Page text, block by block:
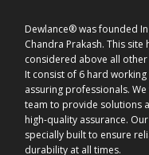
Dewlance® was founded
Chandra Prakash. This site
considered above all other
It consist of 6 hard
assuring professionals. We
team to provide solutions
high-quality assurance.
specially built to ensure
durability at all times.